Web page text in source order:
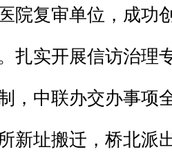
院复审单位，成功
扎实开展信访治理
，中联办交办事项
新址搬迁，桥北派